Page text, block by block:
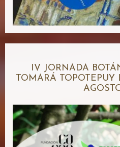
IV JORNADA
TOMARÁ TOPOTEPUY